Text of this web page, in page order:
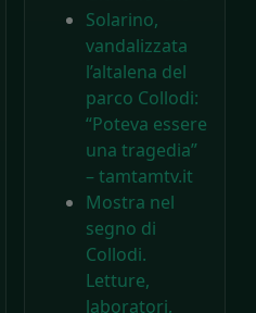
Solarino,
vandalizzata
l’altalena del
parco Collodi:
“Poteva essere
una tragedia”
– tamtamtv.it
Mostra nel
segno di
Collodi.
Letture,
laboratori,